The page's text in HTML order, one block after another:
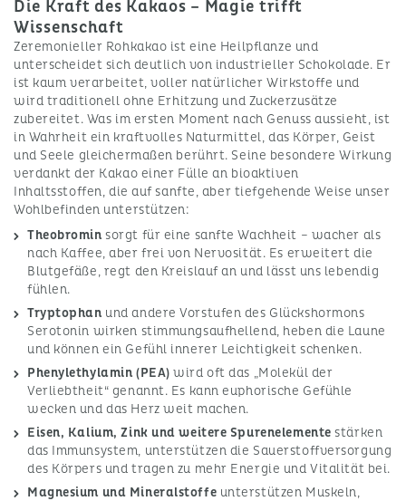
Die Kraft des Kakaos – Magie trifft
Wissenschaft
Zeremonieller Rohkakao ist eine Heilpflanze und
unterscheidet sich deutlich von industrieller Schokolade. Er
ist kaum verarbeitet, voller natürlicher Wirkstoffe und
wird traditionell ohne Erhitzung und Zuckerzusätze
zubereitet. Was im ersten Moment nach Genuss aussieht, ist
in Wahrheit ein kraftvolles Naturmittel, das Körper, Geist
und Seele gleichermaßen berührt. Seine besondere Wirkung
verdankt der Kakao einer Fülle an bioaktiven
Inhaltsstoffen, die auf sanfte, aber tiefgehende Weise unser
Wohlbefinden unterstützen:
Theobromin sorgt für eine sanfte Wachheit – wacher als
nach Kaffee, aber frei von Nervosität. Es erweitert die
Blutgefäße, regt den Kreislauf an und lässt uns lebendig
fühlen.
Tryptophan und andere Vorstufen des Glückshormons
Serotonin wirken stimmungsaufhellend, heben die Laune
und können ein Gefühl innerer Leichtigkeit schenken.
Phenylethylamin (PEA) wird oft das „Molekül der
Verliebtheit“ genannt. Es kann euphorische Gefühle
wecken und das Herz weit machen.
Eisen, Kalium, Zink und weitere Spurenelementestärken
das Immunsystem, unterstützen die Sauerstoffversorgung
des Körpers und tragen zu mehr Energie und Vitalität bei.
Magnesium und Mineralstoffe unterstützen Muskeln,